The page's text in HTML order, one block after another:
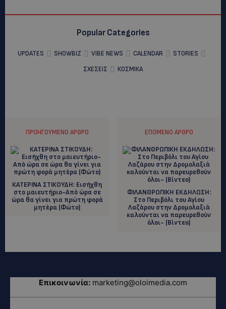
Popular Categories
UPDATES SHOWBIZ VIBE NEWS CALENDAR
STORIES
ΣΧΕΣΕΙΣ
ΚΟΣΜΙΚΑ
ΠΡΟΗΓΟΎΜΕΝΟ ΆΡΘΡΟ
ΚΑΤΕΡΙΝΑ ΣΤΙΚΟΥΔΗ: Εισήχθη
στο μαιευτήριο-Από ώρα σε
ώρα θα γίνει για πρώτη φορά
μητέρα (Φώτο)
ΕΠΌΜΕΝΟ ΆΡΘΡΟ
ΦΙΛΑΝΘΡΩΠΙΚΗ ΕΚΔΗΛΩΣΗ:
Στο Περιβόλι του Αγίου
Λαζάρου στην Δρομολαξιά
καλούνται να παρευρεθούν
όλοι- (Βίντεο)
Επικοινωνία: marketing@oloimedia.com